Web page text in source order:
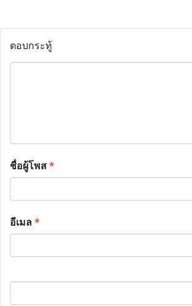
ตอบกระทู้
ชื่อผู้โพส*
อีเมล*